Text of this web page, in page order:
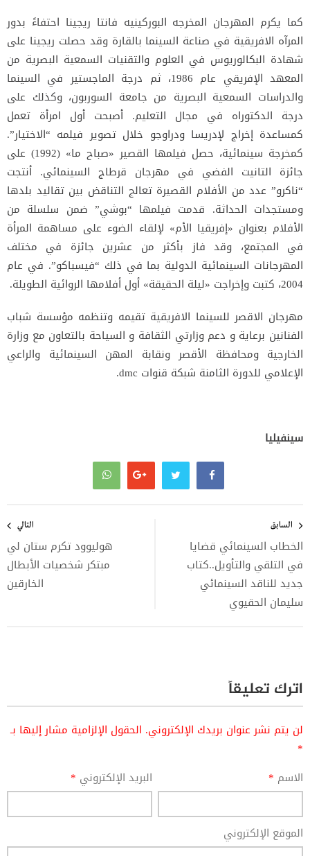
كما يكرم المهرجان المخرجه البوركينيه فانتا ريجينا احتفاءً بدور
المرآه الافريقية في صناعة السينما بالقارة وقد حصلت ريجينا على
شهادة البكالوريوس في العلوم والتقنيات السمعية البصرية من
المعهد الإفريقي عام 1986، ثم درجة الماجستير في السينما
والدراسات السمعية البصرية من جامعة السوربون، وكذلك على
درجة الدكتوراه في مجال التعليم. أصبحت أول امرأة تعمل
كمساعدة إخراج لإدريسا ودراوجو خلال تصوير فيلمه “الاختيار”.
كمخرجة سينمائية، حصل فيلمها القصير «صباح ما» (1992) على
جائزة التانيت الفضي في مهرجان قرطاج السينمائي. أنتجت
“ناكرو” عدد من الأفلام القصيرة تعالج التناقض بين تقاليد بلدها
ومستجدات الحداثة. قدمت فيلمها “بوشي” ضمن سلسلة من
الأفلام بعنوان «إفريقيا الأم» لإلقاء الضوء على مساهمة المرأة
في المجتمع، وقد فاز بأكثر من عشرين جائزة في مختلف
المهرجانات السينمائية الدولية بما في ذلك “فيسباكو”. في عام
2004، كتبت وإخراجت «ليلة الحقيقة» أول أفلامها الروائية الطويلة.
مهرجان الاقصر للسينما الافريقية تقيمه وتنظمه مؤسسة شباب
الفنانين برعاية و دعم وزارتي الثقافة و السياحة بالتعاون مع وزارة
الخارجية ومحافظة الأقصر ونقابة المهن السينمائية والراعي
الإعلامي للدورة الثامنة شبكة قنوات dmc.
سينفيليا
المقالات
السابق
الخطاب السينمائي قضايا
في التلقي والتأويل..كتاب
جديد للناقد السينمائي
سليمان الحقيوي
التالي
هوليوود تكرم ستان لي
مبتكر شخصيات الأبطال
الخارقين
اترك تعليقاً
لن يتم نشر عنوان بريدك الإلكتروني. الحقول الإلزامية مشار إليها بـ
*
الاسم * البريد الإلكتروني *
الموقع الإلكتروني